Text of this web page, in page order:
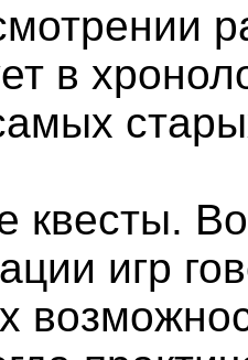
в
квесты.
игр